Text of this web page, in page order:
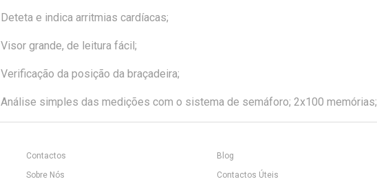
Deteta e indica arritmias cardíacas;
Visor grande, de leitura fácil;
Verificação da posição da braçadeira;
Análise simples das medições com o sistema de semáforo; 2x100 memórias;
Contactos
Sobre Nós
Blog
Contactos Úteis